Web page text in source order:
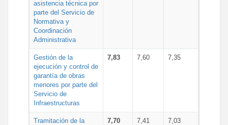
asistencia técnica por
parte del Servicio de
Normativa y
Coordinación
Administrativa
Gestión de la
ejecución y control de
garantía de obras
menores por parte del
Servicio de
Infraestructuras
7,83 7,60 7,35
Tramitación de la
7,70 7,41 7,03